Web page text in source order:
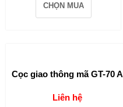
CHỌN MUA
Cọc giao thông mã GT-70 A
Liên hệ